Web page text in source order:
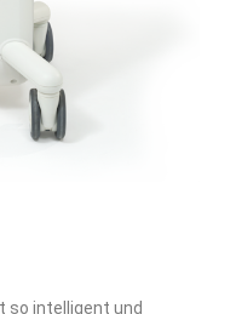
so intelligent und